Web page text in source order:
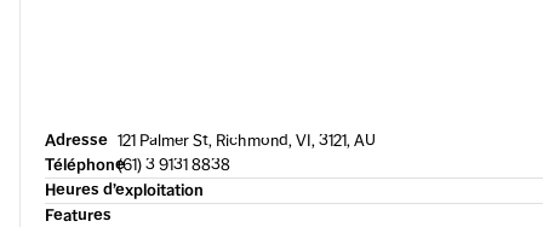
Adresse 121 Palmer St, Richmond, VI, 3121, AU
Téléphone(61) 3 9131 8838
Heures d’exploitation
Features